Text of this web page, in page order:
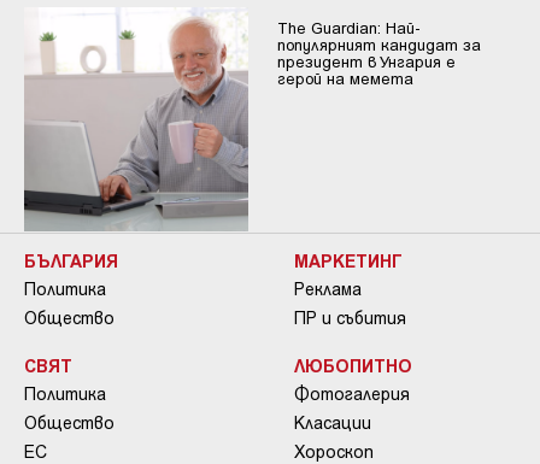
The Guardian: Най-
популярният кандидат за
президент в Унгария е
герой на мемета
БЪЛГАРИЯ
Политика
Общество
СВЯТ
Политика
Общество
ЕС
МАРКЕТИНГ
Реклама
ПР и събития
ЛЮБОПИТНО
Фотогалерия
Класации
Хороскоп